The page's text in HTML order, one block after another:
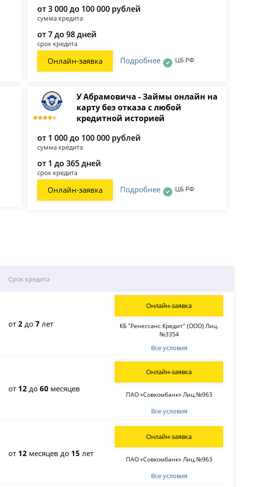
от 3 000 до 100 000 рублей
сумма кредита
от 7 до 98 дней
срок кредита
Онлайн-заявка Подробнее ЦБ РФ
У Абрамовича - Займы онлайн на
карту без отказа с любой
кредитной историей
от 1 000 до 100 000 рублей
сумма кредита
от 1 до 365 дней
срок кредита
Онлайн-заявка Подробнее ЦБ РФ
Срок кредита
от2 до7 лет
Все условия
КБ "Ренессанс Кредит" (ООО) Лиц.
№3354
Онлайн-заявка
от 12 до60 месяцев
Все условия
ПАО «Совкомбанк» Лиц.№963
Онлайн-заявка
от 12 месяцев до 15 лет
Все условия
ПАО «Совкомбанк» Лиц.№963
Онлайн-заявка